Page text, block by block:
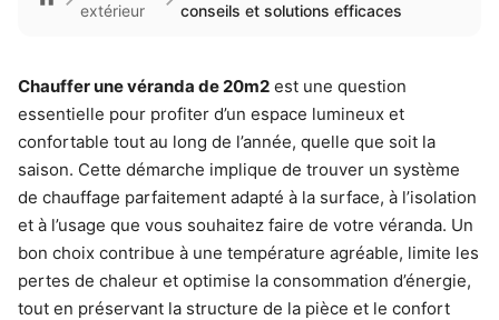
extérieur
conseils et solutions efficaces
Chauffer une véranda de 20m2 est une question
essentielle pour profiter d’un espace lumineux et
confortable tout au long de l’année, quelle que soit la
saison. Cette démarche implique de trouver un système
de chauffage parfaitement adapté à la surface, à l’isolation
et à l’usage que vous souhaitez faire de votre véranda. Un
bon choix contribue à une température agréable, limite les
pertes de chaleur et optimise la consommation d’énergie,
tout en préservant la structure de la pièce et le confort